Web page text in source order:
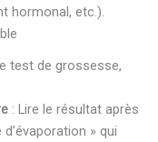
hormonal, etc.).
test de grossesse,
: Lire le résultat après
» qui